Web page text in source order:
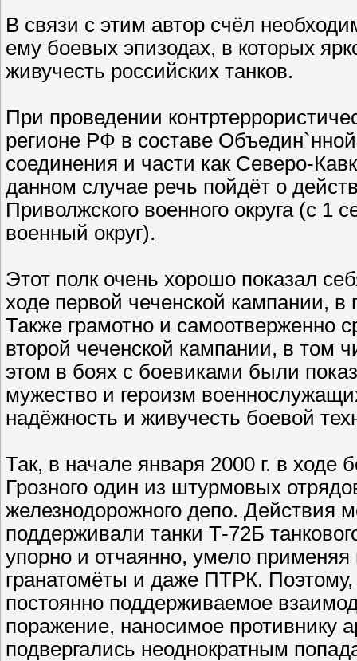
В связи с этим автор счёл
ему боевых эпизодах, в которых
живучесть российских танков.
При проведении
регионе РФ в составе
соединения и части как Северо-
данном случае речь пойдёт о
Приволжского военного округа (с 1
военный округ).
Этот полк очень хорошо показал
ходе первой чеченской кампании, в
Также грамотно и самоотверженно
второй чеченской кампании, в том
этом в боях с боевиками были
мужество и героизм
надёжность и живучесть боевой
Так, в начале января 2000 г. в
Грозного один из штурмовых
железнодорожного депо. Действия
поддерживали танки Т-72Б
упорно и отчаянно, умело
гранатомёты и даже ПТРК.
постоянно поддерживаемое
поражение, наносимое
подвергались неоднократным